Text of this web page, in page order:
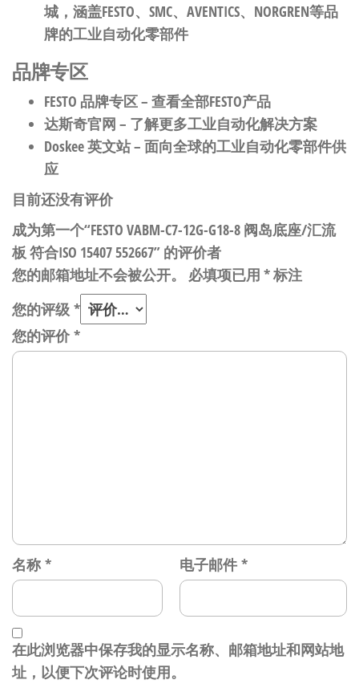
城，涵盖FESTO、SMC、AVENTICS、NORGREN等品
牌的工业自动化零部件
品牌专区
FESTO 品牌专区– 查看全部FESTO产品
达斯奇官网 – 了解更多工业自动化解决方案
Doskee 英文站– 面向全球的工业自动化零部件供
应
目前还没有评价
成为第一个“FESTO VABM-C7-12G-G18-8 阀岛底座/汇流
板 符合ISO 15407 552667” 的评价者
您的邮箱地址不会被公开。
必填项已用 *标注
您的评级 *
您的评价*
名称 * 电子邮件 *
在此浏览器中保存我的显示名称、邮箱地址和网站地
址，以便下次评论时使用。